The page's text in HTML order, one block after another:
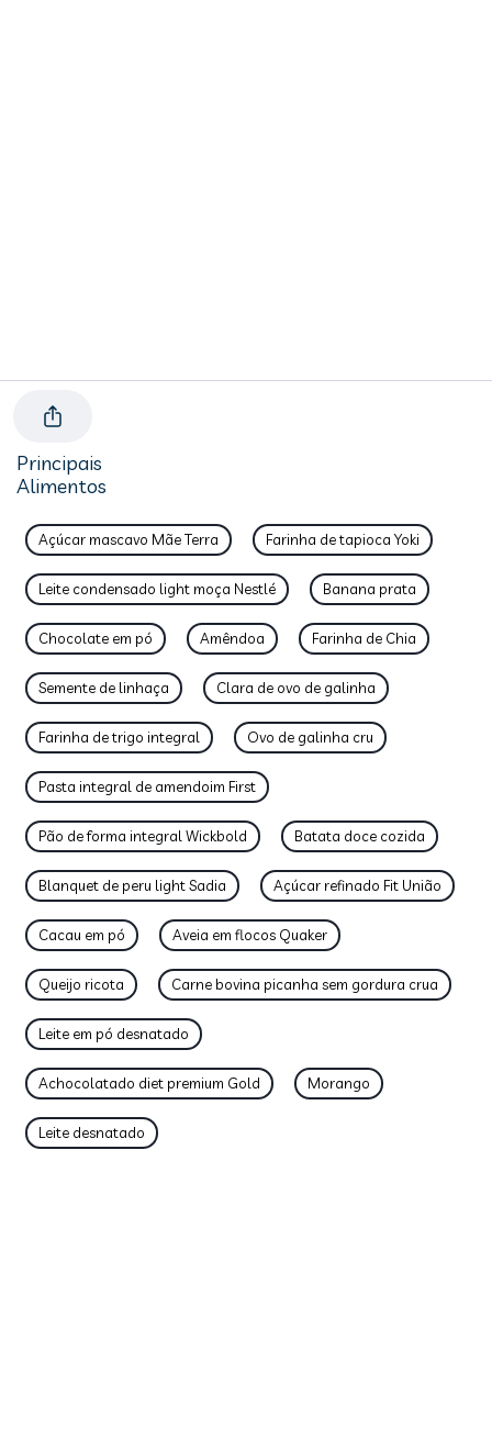
Principais
Alimentos
Açúcar mascavo Mãe Terra Farinha de tapioca Yoki
Leite condensado light moça Nestlé Banana prata
Chocolate em pó Amêndoa Farinha de Chia
Semente de linhaça Clara de ovo de galinha
Farinha de trigo integral Ovo de galinha cru
Pasta integral de amendoim First
Pão de forma integral Wickbold Batata doce cozida
Blanquet de peru light Sadia Açúcar refinado Fit União
Cacau em pó Aveia em flocos Quaker
Queijo ricota Carne bovina picanha sem gordura crua
Leite em pó desnatado
Achocolatado diet premium Gold Morango
Leite desnatado